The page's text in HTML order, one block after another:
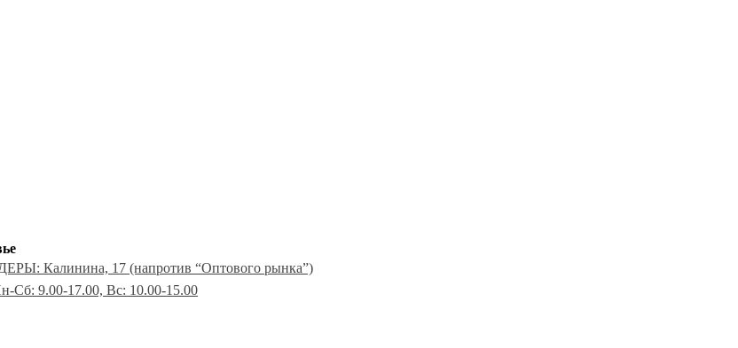
Калинина, 17 (напротив “Оптового рынка”)
Сб: 9.00-17.00, Вс: 10.00-15.00